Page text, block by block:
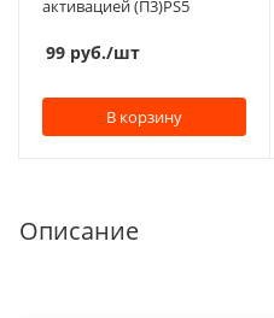
активацией (П3)PS5
99 руб./шт
В корзину
Описание